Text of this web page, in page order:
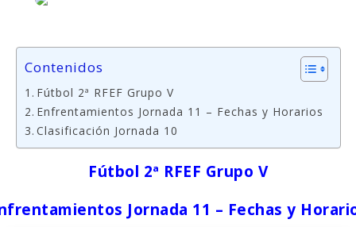
Contenidos
Fútbol 2ª RFEF Grupo V
Enfrentamientos Jornada 11 – Fechas y Horarios
Clasificación Jornada 10
Fútbol 2ª RFEF Grupo V
Jornada 11 – Fechas y